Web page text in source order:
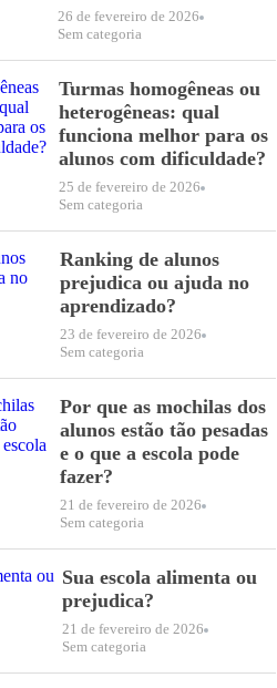
26 de fevereiro de 2026
Sem categoria
Turmas homogêneas ou
heterogêneas: qual
funciona melhor para os
alunos com dificuldade?
25 de fevereiro de 2026
Sem categoria
Ranking de alunos
prejudica ou ajuda no
aprendizado?
23 de fevereiro de 2026
Sem categoria
Por que as mochilas dos
alunos estão tão pesadas
e o que a escola pode
fazer?
21 de fevereiro de 2026
Sem categoria
Sua escola alimenta ou
prejudica?
21 de fevereiro de 2026
Sem categoria